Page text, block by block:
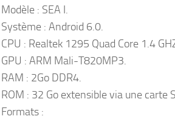
Modèle : SEA I.
Système : Android 6.0.
CPU : Realtek 1295 Quad Core 1.4
GPU : ARM Mali-T820MP3.
RAM : 2Go DDR4.
ROM : 32 Go extensible via une carte
Formats :